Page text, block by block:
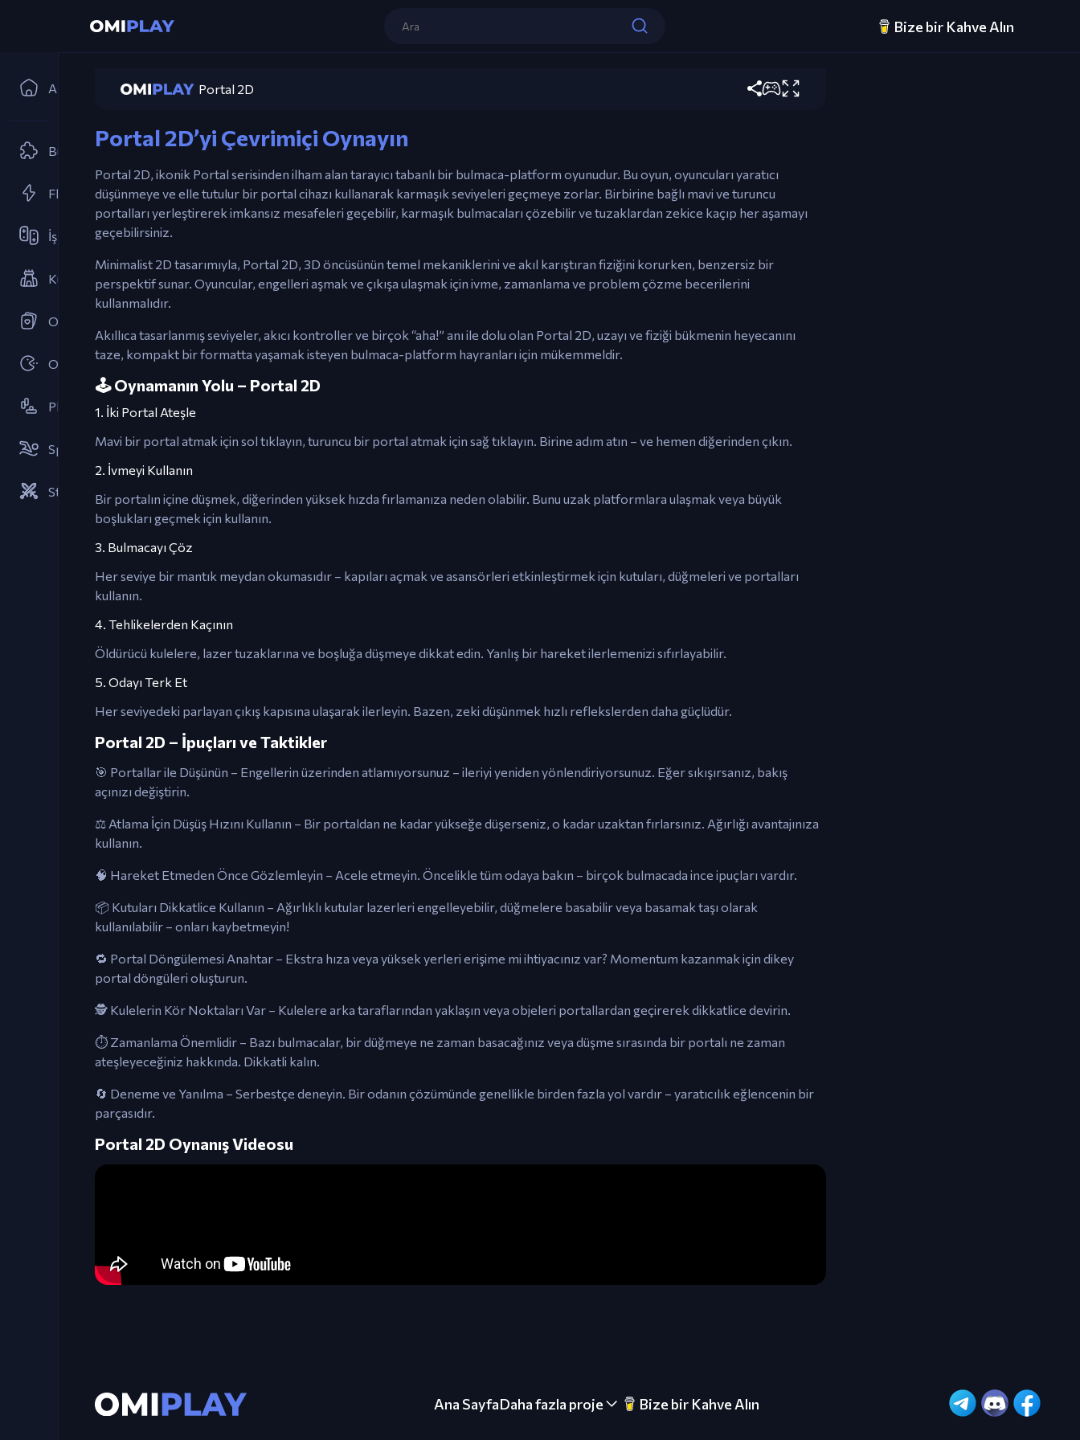
Bize bir Kahve Alın
Ana Sayfa
Bulmaca
Flash Oyunlar
İşbirlikçi
Kule Savunması
Oyun Kartları
Oyun Salonları
Platform
Sporlar
Stratejiler
Portal 2D
AD / ⬅️➡️ Oklar – Hareket Et.
W / ⬆️ Ok – Atlama.
Portal 2D’yi Çevrimiçi Oynayın
Portal 2D, ikonik Portal serisinden ilham alan tarayıcı tabanlı bir bulmaca-platform oyunudur. Bu oyun, oyuncuları yaratıcı
düşünmeye ve elle tutulur bir portal cihazı kullanarak karmaşık seviyeleri geçmeye zorlar. Birbirine bağlı mavi ve turuncu
portalları yerleştirerek imkansız mesafeleri geçebilir, karmaşık bulmacaları çözebilir ve tuzaklardan zekice kaçıp her aşamayı
geçebilirsiniz.
Minimalist 2D tasarımıyla, Portal 2D, 3D öncüsünün temel mekaniklerini ve akıl karıştıran fiziğini korurken, benzersiz bir
perspektif sunar. Oyuncular, engelleri aşmak ve çıkışa ulaşmak için ivme, zamanlama ve problem çözme becerilerini
kullanmalıdır.
Akıllıca tasarlanmış seviyeler, akıcı kontroller ve birçok “aha!” anı ile dolu olan Portal 2D, uzayı ve fiziği bükmenin heyecanını
taze, kompakt bir formatta yaşamak isteyen bulmaca-platform hayranları için mükemmeldir.
🕹️ Oynamanın Yolu – Portal 2D
1. İki Portal Ateşle
Mavi bir portal atmak için sol tıklayın, turuncu bir portal atmak için sağ tıklayın. Birine adım atın – ve hemen diğerinden çıkın.
2. İvmeyi Kullanın
Bir portalın içine düşmek, diğerinden yüksek hızda fırlamanıza neden olabilir. Bunu uzak platformlara ulaşmak veya büyük
boşlukları geçmek için kullanın.
3. Bulmacayı Çöz
Her seviye bir mantık meydan okumasıdır – kapıları açmak ve asansörleri etkinleştirmek için kutuları, düğmeleri ve portalları
kullanın.
4. Tehlikelerden Kaçının
Öldürücü kulelere, lazer tuzaklarına ve boşluğa düşmeye dikkat edin. Yanlış bir hareket ilerlemenizi sıfırlayabilir.
5. Odayı Terk Et
Her seviyedeki parlayan çıkış kapısına ulaşarak ilerleyin. Bazen, zeki düşünmek hızlı reflekslerden daha güçlüdür.
Portal 2D – İpuçları ve Taktikler
🎯 Portallar ile Düşünün – Engellerin üzerinden atlamıyorsunuz – ileriyi yeniden yönlendiriyorsunuz. Eğer sıkışırsanız, bakış
açınızı değiştirin.
⚖️ Atlama İçin Düşüş Hızını Kullanın – Bir portaldan ne kadar yükseğe düşerseniz, o kadar uzaktan fırlarsınız. Ağırlığı avantajınıza
kullanın.
🧠 Hareket Etmeden Önce Gözlemleyin – Acele etmeyin. Öncelikle tüm odaya bakın – birçok bulmacada ince ipuçları vardır.
📦 Kutuları Dikkatlice Kullanın – Ağırlıklı kutular lazerleri engelleyebilir, düğmelere basabilir veya basamak taşı olarak
kullanılabilir – onları kaybetmeyin!
🔁 Portal Döngülemesi Anahtar – Ekstra hıza veya yüksek yerleri erişime mi ihtiyacınız var? Momentum kazanmak için dikey
portal döngüleri oluşturun.
🕵️ Kulelerin Kör Noktaları Var – Kulelere arka taraflarından yaklaşın veya objeleri portallardan geçirerek dikkatlice devirin.
⏱️ Zamanlama Önemlidir – Bazı bulmacalar, bir düğmeye ne zaman basacağınız veya düşme sırasında bir portalı ne zaman
ateşleyeceğiniz hakkında. Dikkatli kalın.
🔄 Deneme ve Yanılma – Serbestçe deneyin. Bir odanın çözümünde genellikle birden fazla yol vardır – yaratıcılık eğlencenin bir
parçasıdır.
Portal 2D Oynanış Videosu
Ana SayfaDaha fazla proje Bize bir Kahve Alın